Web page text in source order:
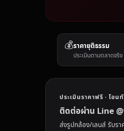
💰ราคายุติธรรม
ประเมินตามตลาดจริง
ประเมินราคาฟรี · โอน
ติดต่อผ่าน Line
ส่งรูปกล้อง/เลนส์ รับรา